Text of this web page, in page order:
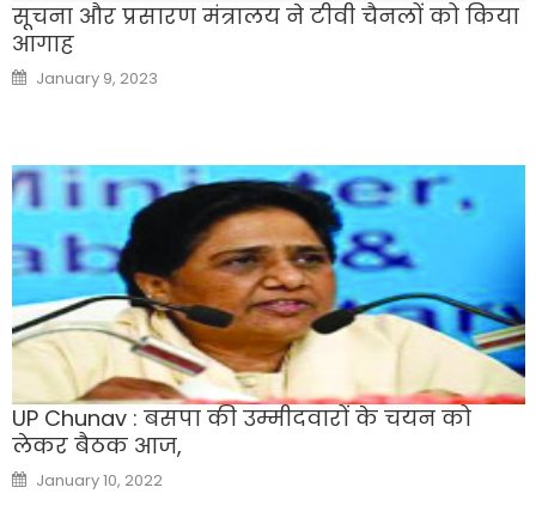
सूचना और प्रसारण मंत्रालय ने टीवी चैनलों को किया
आगाह
Posted
on
January 9, 2023
UP Chunav : बसपा की उम्मीदवारों के चयन को
लेकर बैठक आज,
Posted
on
January 10, 2022